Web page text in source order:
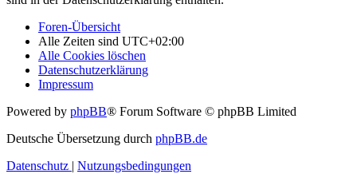
Foren-Übersicht
Alle Zeiten sind UTC+02:00
Alle Cookies löschen
Datenschutzerklärung
Impressum
Powered by phpBB® Forum Software © phpBB Limited
Deutsche Übersetzung durch phpBB.de
Datenschutz | Nutzungsbedingungen